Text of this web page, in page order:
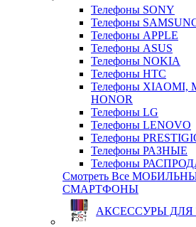
Телефоны SONY
Телефоны
Телефоны APPLE
Телефоны ASUS
Телефоны NOKIA
Телефоны HTC
Телефоны XIAOMI,
HONOR
Телефоны LG
Телефоны LENOVO
Телефоны
Телефоны РАЗНЫЕ
Телефоны
Смотреть Все
СМАРТФОНЫ
АКСЕССУРЫ